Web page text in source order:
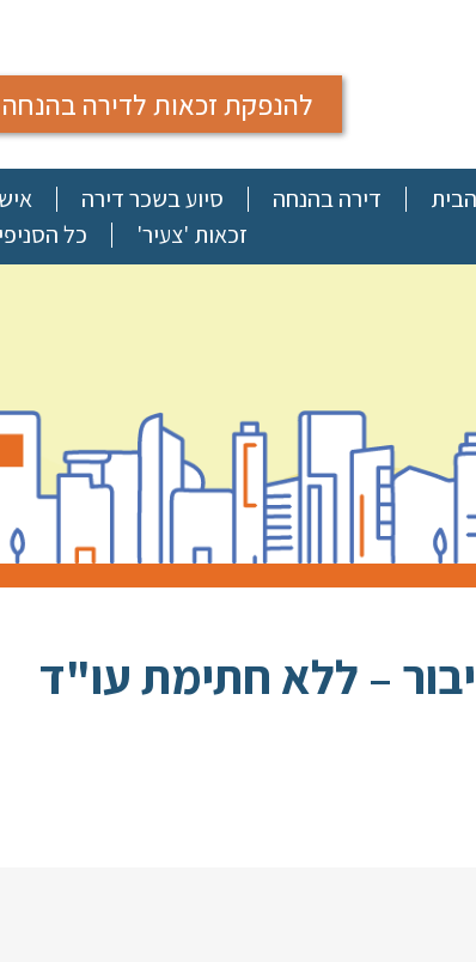
להנפקת זכאות לדירה בהנחה
דירה בהנחה סיוע בשכר דירה
זכאות 'צעיר'
כל
– ללא חתימת עו"ד